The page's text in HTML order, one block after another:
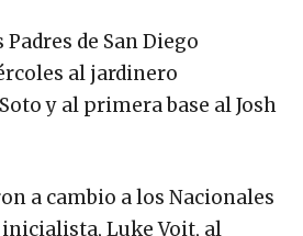
de San Diego
al jardinero
y al primera base al Josh
a cambio a los Nacionales
Luke Voit, al